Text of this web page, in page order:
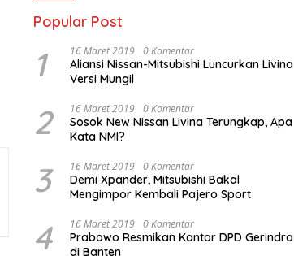
Popular Post
1 16 Maret 2019 0 Komentar
Aliansi Nissan-Mitsubishi Luncurkan Livina
Versi Mungil
2 16 Maret 2019 0 Komentar
Sosok New Nissan Livina Terungkap, Apa
Kata NMI?
3 16 Maret 2019 0 Komentar
Demi Xpander, Mitsubishi Bakal
Mengimpor Kembali Pajero Sport
4 16 Maret 2019 0 Komentar
Prabowo Resmikan Kantor DPD Gerindra
di Banten